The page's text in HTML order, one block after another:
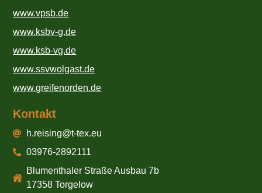
www.vpsb.de
www.ksbv-g.de
www.ksb-vg.de
www.ssvwolgast.de
www.greifenorden.de
Kontakt
h.reising@t-tex.eu
03976-2892111
Blumenthaler Straße Ausbau 7b
17358 Torgelow